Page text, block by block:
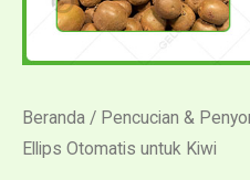
Beranda / Pencucian &
Ellips Otomatis untuk Kiwi